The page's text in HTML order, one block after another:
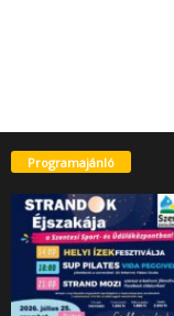
Programajánló